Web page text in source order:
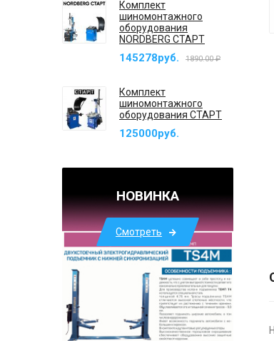
Комплект
шиномонтажного
оборудования
NORDBERG СТАРТ
145278руб. 1890.00 ₽
Комплект
шиномонтажного
оборудования СТАРТ
125000руб.
НОВИНКА
Смотреть